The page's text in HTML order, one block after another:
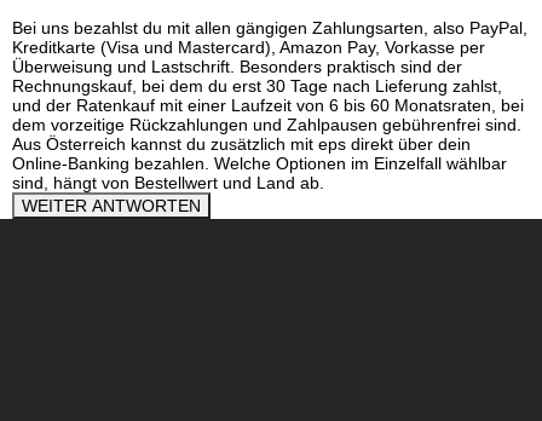
Bei uns bezahlst du mit allen gängigen Zahlungsarten, also PayPal,
Kreditkarte (Visa und Mastercard), Amazon Pay, Vorkasse per
Überweisung und Lastschrift. Besonders praktisch sind der
Rechnungskauf, bei dem du erst 30 Tage nach Lieferung zahlst,
und der Ratenkauf mit einer Laufzeit von 6 bis 60 Monatsraten, bei
dem vorzeitige Rückzahlungen und Zahlpausen gebührenfrei sind.
Aus Österreich kannst du zusätzlich mit eps direkt über dein
Online-Banking bezahlen. Welche Optionen im Einzelfall wählbar
sind, hängt von Bestellwert und Land ab.
WEITER ANTWORTEN